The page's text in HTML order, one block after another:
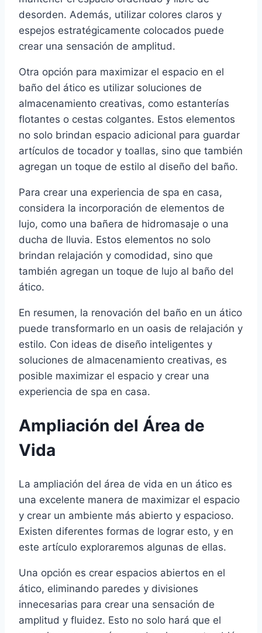
desorden. Además, utilizar colores claros y
espejos estratégicamente colocados puede
crear una sensación de amplitud.
Otra opción para maximizar el espacio en el
baño del ático es utilizar soluciones de
almacenamiento creativas, como estanterías
flotantes o cestas colgantes. Estos elementos
no solo brindan espacio adicional para guardar
artículos de tocador y toallas, sino que también
agregan un toque de estilo al diseño del baño.
Para crear una experiencia de spa en casa,
considera la incorporación de elementos de
lujo, como una bañera de hidromasaje o una
ducha de lluvia. Estos elementos no solo
brindan relajación y comodidad, sino que
también agregan un toque de lujo al baño del
ático.
En resumen, la renovación del baño en un ático
puede transformarlo en un oasis de relajación y
estilo. Con ideas de diseño inteligentes y
soluciones de almacenamiento creativas, es
posible maximizar el espacio y crear una
experiencia de spa en casa.
Ampliación del Área de
Vida
La ampliación del área de vida en un ático es
una excelente manera de maximizar el espacio
y crear un ambiente más abierto y espacioso.
Existen diferentes formas de lograr esto, y en
este artículo exploraremos algunas de ellas.
Una opción es crear espacios abiertos en el
ático, eliminando paredes y divisiones
innecesarias para crear una sensación de
amplitud y fluidez. Esto no solo hará que el